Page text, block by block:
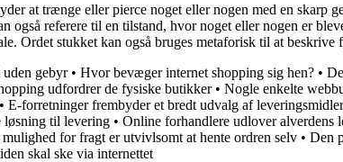
at trænge eller pierce noget eller nogen med en skarp
også referere til en tilstand, hvor noget eller nogen er
Ordet stukket kan også bruges metaforisk til at
gebyr• Hvor bevæger internet shopping sig hen? •
udfordrer de fysiske butikker• Nogle enkelte
E-forretninger frembyder et bredt udvalg af leveringsmidler
løsning til levering • Online forhandlere udlover alverdens
for fragt er utvivlsomt at hente ordren selv • Den
skal ske via internettet